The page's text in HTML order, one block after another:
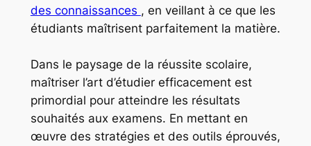
des connaissances , en veillant à ce que les
étudiants maîtrisent parfaitement la matière.
Dans le paysage de la réussite scolaire,
maîtriser l’art d’étudier efficacement est
primordial pour atteindre les résultats
souhaités aux examens. En mettant en
œuvre des stratégies et des outils éprouvés,